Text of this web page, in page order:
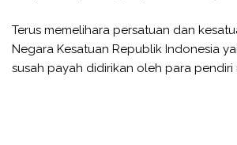
Terus memelihara persatuan dan
Negara Kesatuan Republik Indonesia
susah payah didirikan oleh para pendiri